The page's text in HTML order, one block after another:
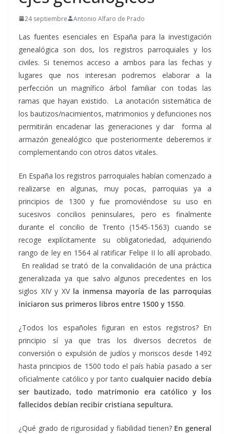
24 septiembre Antonio Alfaro de Prado
Las fuentes esenciales en España para la investigación
genealógica son dos, los registros parroquiales y los
civiles. Si tenemos acceso a ambos para las fechas y
lugares que nos interesan podremos elaborar a la
perfección un magnífico árbol familiar con todas las
ramas que hayan existido. La anotación sistemática de
los bautizos/nacimientos, matrimonios y defunciones nos
permitirán encadenar las generaciones y dar forma al
armazón genealógico que posteriormente deberemos ir
complementando con otros datos vitales.
En España los registros parroquiales habían comenzado a
realizarse en algunas, muy pocas, parroquias ya a
principios de 1300 y fue promoviéndose su uso en
sucesivos concilios peninsulares, pero es finalmente
durante el concilio de Trento (1545-1563) cuando se
recoge explícitamente su obligatoriedad, adquiriendo
rango de ley en 1564 al ratificar Felipe II lo allí aprobado.
En realidad se trató de la convalidación de una práctica
generalizada ya que salvo algunos precedentes en los
siglos XIV y XV la inmensa mayoría de las parroquias
iniciaron sus primeros libros entre 1500 y 1550.
¿Todos los españoles figuran en estos registros? En
principio sí ya que tras los diversos decretos de
conversión o expulsión de judíos y moriscos desde 1492
hasta principios de 1500 todo el país había pasado a ser
oficialmente católico y por tanto cualquier nacido debía
ser bautizado, todo matrimonio era católico y los
fallecidos debían recibir cristiana sepultura.
¿Qué grado de rigurosidad y fiabilidad tienen? En general